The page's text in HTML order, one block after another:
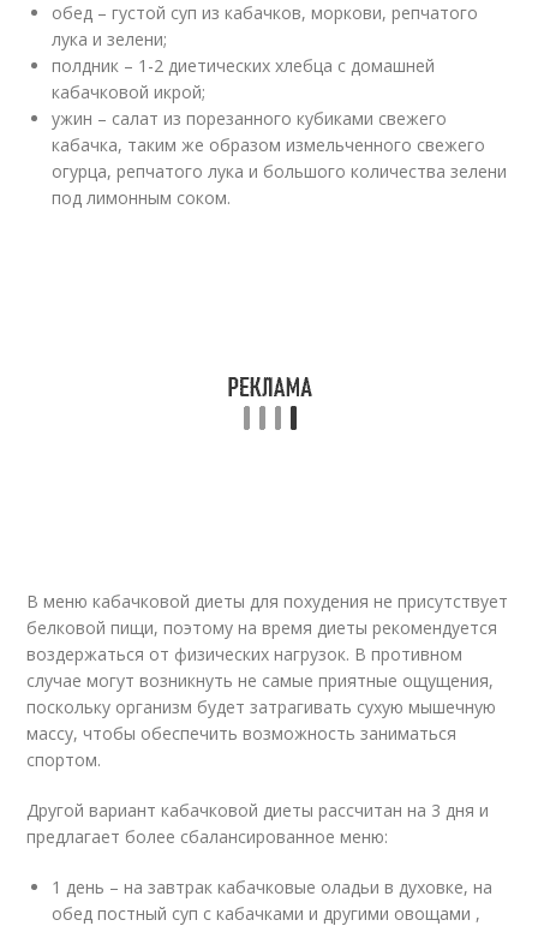
обед – густой суп из кабачков, моркови, репчатого
лука и зелени;
полдник – 1-2 диетических хлебца с домашней
кабачковой икрой;
ужин – салат из порезанного кубиками свежего
кабачка, таким же образом измельченного свежего
огурца, репчатого лука и большого количества зелени
под лимонным соком.
В меню кабачковой диеты для похудения не присутствует
белковой пищи, поэтому на время диеты рекомендуется
воздержаться от физических нагрузок. В противном
случае могут возникнуть не самые приятные ощущения,
поскольку организм будет затрагивать сухую мышечную
массу, чтобы обеспечить возможность заниматься
спортом.
Другой вариант кабачковой диеты рассчитан на 3 дня и
предлагает более сбалансированное меню:
1 день – на завтрак кабачковые оладьи в духовке, на
обед постный суп с кабачками и другими овощами ,